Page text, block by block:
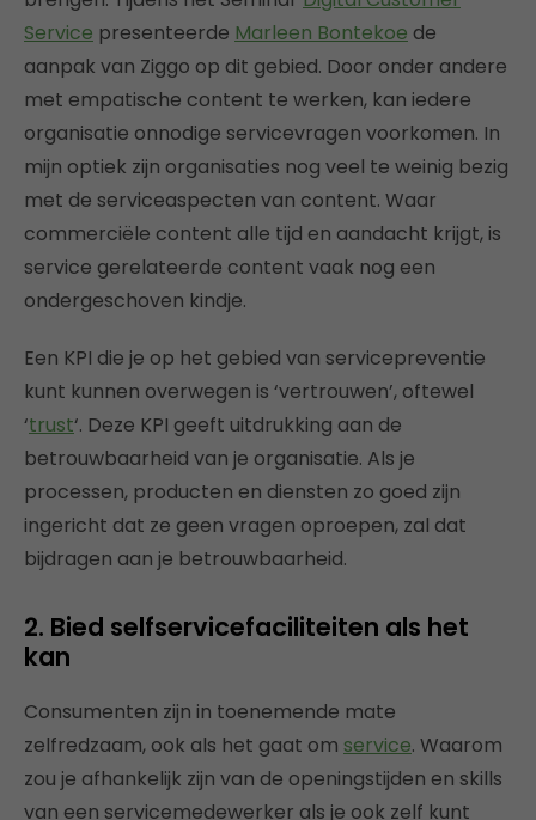
Service presenteerde Marleen Bontekoe de
aanpak van Ziggo op dit gebied. Door onder andere
met empatische content te werken, kan iedere
organisatie onnodige servicevragen voorkomen. In
mijn optiek zijn organisaties nog veel te weinig bezig
met de serviceaspecten van content. Waar
commerciële content alle tijd en aandacht krijgt, is
service gerelateerde content vaak nog een
ondergeschoven kindje.
Een KPI die je op het gebied van servicepreventie
kunt kunnen overwegen is ‘vertrouwen’, oftewel
‘trust‘. Deze KPI geeft uitdrukking aan de
betrouwbaarheid van je organisatie. Als je
processen, producten en diensten zo goed zijn
ingericht dat ze geen vragen oproepen, zal dat
bijdragen aan je betrouwbaarheid.
2. Bied selfservicefaciliteiten als het
kan
Consumenten zijn in toenemende mate
zelfredzaam, ook als het gaat om service. Waarom
zou je afhankelijk zijn van de openingstijden en skills
van een servicemedewerker als je ook zelf kunt